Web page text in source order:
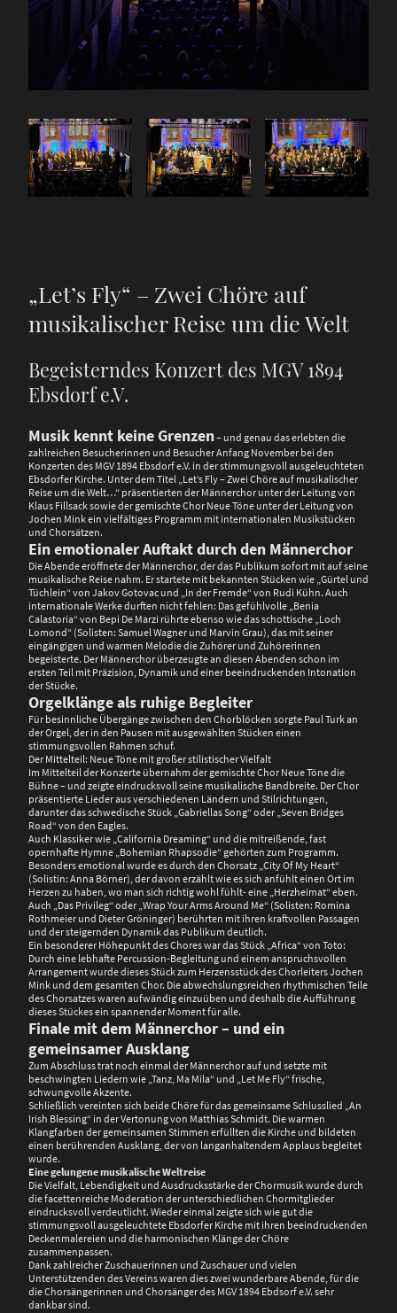
„Let’s Fly“ – Zwei Chöre auf
musikalischer Reise um die Welt
Begeisterndes Konzert des MGV 1894
Ebsdorf e.V.
Musik kennt keine Grenzen– und genau das erlebten die
zahlreichen Besucherinnen und Besucher Anfang November bei den
Konzerten des MGV 1894 Ebsdorf e.V. in der stimmungsvoll ausgeleuchteten
Ebsdorfer Kirche. Unter dem Titel „Let’s Fly – Zwei Chöre auf musikalischer
Reise um die Welt…“ präsentierten der Männerchor unter der Leitung von
Klaus Fillsack sowie der gemischte Chor Neue Töne unter der Leitung von
Jochen Mink ein vielfältiges Programm mit internationalen Musikstücken
und Chorsätzen.
Ein emotionaler Auftakt durch den Männerchor
Die Abende eröffnete der Männerchor, der das Publikum sofort mit auf seine
musikalische Reise nahm. Er startete mit bekannten Stücken wie „Gürtel und
Tüchlein“ von Jakov Gotovac und „In der Fremde“ von Rudi Kühn. Auch
internationale Werke durften nicht fehlen: Das gefühlvolle „Benia
Calastoria“ von Bepi De Marzi rührte ebenso wie das schottische „Loch
Lomond“ (Solisten: Samuel Wagner und Marvin Grau), das mit seiner
eingängigen und warmen Melodie die Zuhörer und Zuhörerinnen
begeisterte. Der Männerchor überzeugte an diesen Abenden schon im
ersten Teil mit Präzision, Dynamik und einer beeindruckenden Intonation
der Stücke.
Orgelklänge als ruhige Begleiter
Für besinnliche Übergänge zwischen den Chorblöcken sorgte Paul Turk an
der Orgel, der in den Pausen mit ausgewählten Stücken einen
stimmungsvollen Rahmen schuf.
Der Mittelteil: Neue Töne mit großer stilistischer Vielfalt
Im Mittelteil der Konzerte übernahm der gemischte Chor Neue Töne die
Bühne – und zeigte eindrucksvoll seine musikalische Bandbreite. Der Chor
präsentierte Lieder aus verschiedenen Ländern und Stilrichtungen,
darunter das schwedische Stück „Gabriellas Song“ oder „Seven Bridges
Road“ von den Eagles.
Auch Klassiker wie „California Dreaming“ und die mitreißende, fast
opernhafte Hymne „Bohemian Rhapsodie“ gehörten zum Programm.
Besonders emotional wurde es durch den Chorsatz „City Of My Heart“
(Solistin: Anna Börner), der davon erzählt wie es sich anfühlt einen Ort im
Herzen zu haben, wo man sich richtig wohl fühlt- eine „Herzheimat“ eben.
Auch „Das Privileg“ oder „Wrap Your Arms Around Me“ (Solisten: Romina
Rothmeier und Dieter Gröninger) berührten mit ihren kraftvollen Passagen
und der steigernden Dynamik das Publikum deutlich.
Ein besonderer Höhepunkt des Chores war das Stück „Africa“ von Toto:
Durch eine lebhafte Percussion-Begleitung und einem anspruchsvollen
Arrangement wurde dieses Stück zum Herzensstück des Chorleiters Jochen
Mink und dem gesamten Chor. Die abwechslungsreichen rhythmischen Teile
des Chorsatzes waren aufwändig einzuüben und deshalb die Aufführung
dieses Stückes ein spannender Moment für alle.
Finale mit dem Männerchor – und ein
gemeinsamer Ausklang
Zum Abschluss trat noch einmal der Männerchor auf und setzte mit
beschwingten Liedern wie „Tanz, Ma Mila“ und „Let Me Fly“ frische,
schwungvolle Akzente.
Schließlich vereinten sich beide Chöre für das gemeinsame Schlusslied „An
Irish Blessing“ in der Vertonung von Matthias Schmidt. Die warmen
Klangfarben der gemeinsamen Stimmen erfüllten die Kirche und bildeten
einen berührenden Ausklang, der von langanhaltendem Applaus begleitet
wurde.
Eine gelungene musikalische Weltreise
Die Vielfalt, Lebendigkeit und Ausdrucksstärke der Chormusik wurde durch
die facettenreiche Moderation der unterschiedlichen Chormitglieder
eindrucksvoll verdeutlicht. Wieder einmal zeigte sich wie gut die
stimmungsvoll ausgeleuchtete Ebsdorfer Kirche mit ihren beeindruckenden
Deckenmalereien und die harmonischen Klänge der Chöre
zusammenpassen.
Dank zahlreicher Zuschauerinnen und Zuschauer und vielen
Unterstützenden des Vereins waren dies zwei wunderbare Abende, für die
die Chorsängerinnen und Chorsänger des MGV 1894 Ebdsorf e.V. sehr
dankbar sind.